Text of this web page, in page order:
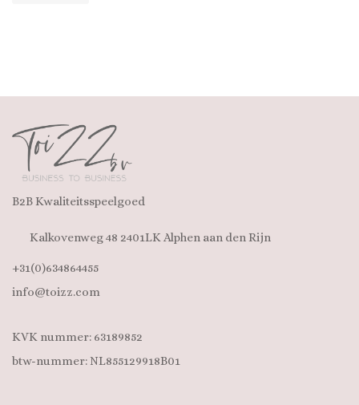
B2B Kwaliteitsspeelgoed
Kalkovenweg 48 2401LK Alphen aan den Rijn
+31(0)634864455
info@toizz.com
KVK nummer: 63189852
btw-nummer: NL855129918B01